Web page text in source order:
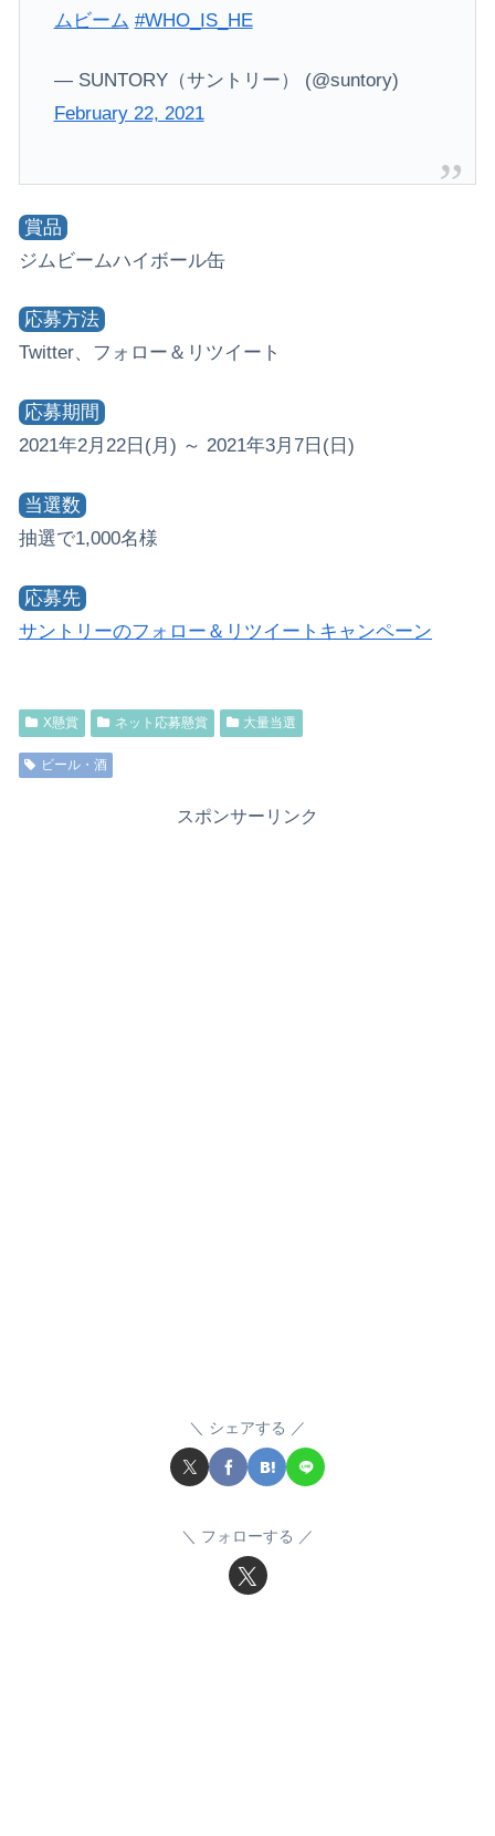
ムビーム #WHO_IS_HE
— SUNTORY（サントリー） (@suntory)
February 22, 2021
賞品
ジムビームハイボール缶
応募方法
Twitter、フォロー＆リツイート
応募期間
2021年2月22日(月) ～ 2021年3月7日(日)
当選数
抽選で1,000名様
応募先
サントリーのフォロー＆リツイートキャンペーン
X懸賞 ネット応募懸賞 大量当選
ビール・酒
スポンサーリンク
シェアする
フォローする